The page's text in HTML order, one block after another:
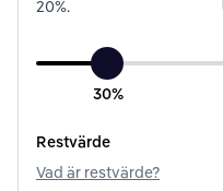
20%.
30%
Restvärde
Vad är restvärde?